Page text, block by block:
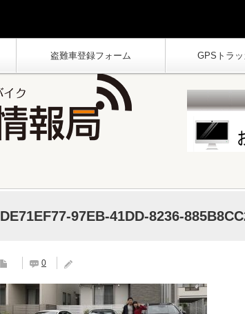
盗難車登録フォーム GPSトラ
DE71EF77-97EB-41DD-8236-
0